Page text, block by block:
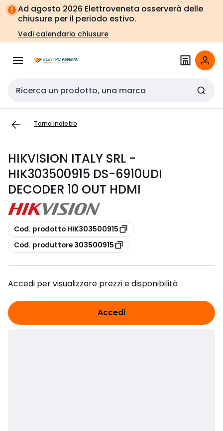
Vai alla
navigazione
Vai
alla
pagina
Ad agosto 2026 Elettroveneta osserverà delle
chiusure per il periodo estivo.
Vedi calendario chiusure
Cerca input
Torna indietro
HIKVISION ITALY SRL -
HIK303500915 DS-6910UDI
DECODER 10 OUT HDMI
copia
Cod. prodotto HIK303500915
copia
Cod. produttore 303500915
Accedi per visualizzare prezzi e disponibilità
Accedi